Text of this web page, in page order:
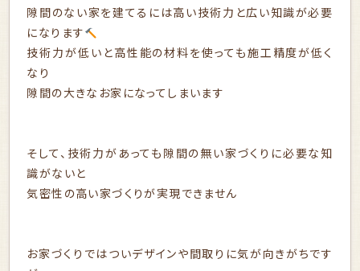
隙間のない家を建てるには高い技術力と広い知識が必要
になります
技術力が低いと高性能の材料を使っても施工精度が低く
なり
隙間の大きなお家になってしまいます
そして、技術力があっても隙間の無い家づくりに必要な知
識がないと
気密性の高い家づくりが実現できません
お家づくりではついデザインや間取りに気が向きがちです